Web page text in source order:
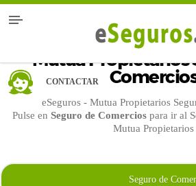
CONTACTAR
Mutua Propietarios
eSeguros - Mutua Propietarios
Pulse en Seguro de Comercios para ir al
Mutua Propietarios
Seguro de